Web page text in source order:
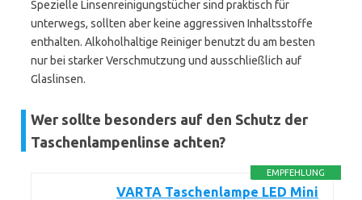
Spezielle Linsenreinigungstücher sind praktisch für
unterwegs, sollten aber keine aggressiven Inhaltsstoffe
enthalten. Alkoholhaltige Reiniger benutzt du am besten
nur bei starker Verschmutzung und ausschließlich auf
Glaslinsen.
Wer sollte besonders auf den Schutz der
Taschenlampenlinse achten?
EMPFEHLUNG
VARTA Taschenlampe LED Mini